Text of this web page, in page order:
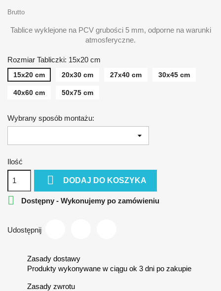
Brutto
Tablice wyklejone na PCV grubości 5 mm, odporne na warunki
atmosferyczne.
Rozmiar Tabliczki: 15x20 cm
15x20 cm 20x30 cm 27x40 cm 30x45 cm
40x60 cm 50x75 cm
Wybrany sposób montażu:
Ilość
 DODAJ DO KOSZYKA
 Dostępny - Wykonujemy po zamówieniu
Udostępnij
Zasady dostawy
Produkty wykonywane w ciągu ok 3 dni po zakupie
Zasady zwrotu